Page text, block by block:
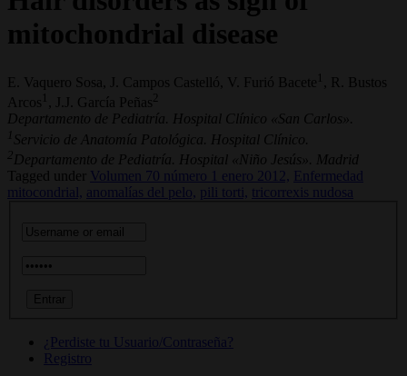
mitochondrial disease
E. Vaquero Sosa, J. Campos Castelló, V. Furió Bacete 1
, R. Bustos
Arcos 1 , J.J. García Peñas
Departamento de Pediatría. Hospital Clínico «San Carlos».
1 Servicio de Anatomía Patológica. Hospital Clínico.
2 Departamento de Pediatría. Hospital «Niño Jesús». Madrid
Tagged under
Volumen 70 número 1 enero 2012,
Enfermedad
mitocondrial,
anomalías del pelo, pili torti, tricorrexis nudosa
¿Perdiste tu Usuario/Contraseña?
Registro